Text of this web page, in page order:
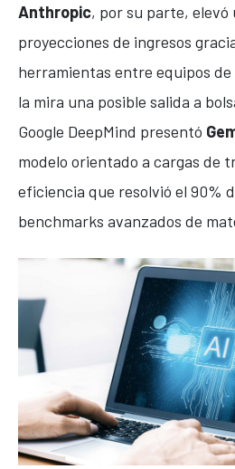
Anthropic, por su parte, elevó
proyecciones de ingresos
herramientas entre equipos
la mira una posible salida a
Google DeepMind presentó
modelo orientado a cargas de
eficiencia que resolvió el 90%
benchmarks avanzados de